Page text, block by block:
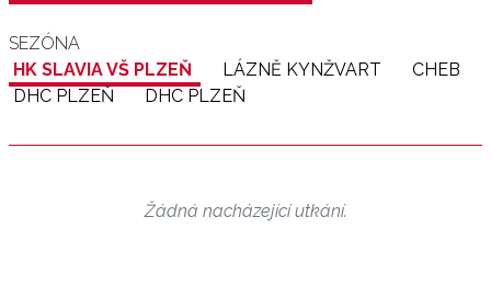
SEZÓNA
HK SLAVIA VŠ PLZEŇ
LÁZNĚ KYNŽVART
CHEB
DHC PLZEŇ
DHC PLZEŇ
Žádná nacházející utkání.